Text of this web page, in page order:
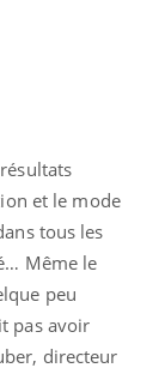
et le mode
tous les
Même le
peu
pas avoir
directeur